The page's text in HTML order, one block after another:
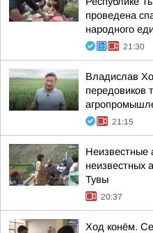
проведена
народного
21:30
Владислав
передовиков
21:15
Неизвестные
неизвестных
Тувы
20:37
Ход конём.